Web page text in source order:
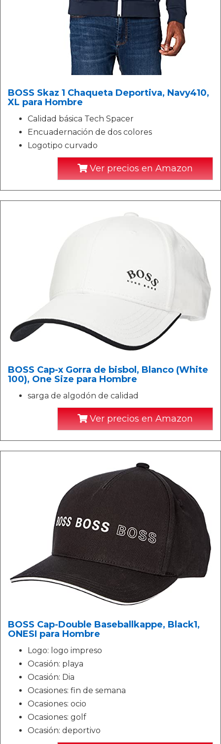
BOSS Skaz 1 Chaqueta Deportiva, Navy410,
XL para Hombre
Calidad básica Tech Spacer
Encuadernación de dos colores
Logotipo curvado
Ver precios en Amazon
BOSS Cap-x Gorra de bisbol, Blanco (White
100), One Size para Hombre
sarga de algodón de calidad
Ver precios en Amazon
BOSS Cap-Double Baseballkappe, Black1,
ONESI para Hombre
Logo: logo impreso
Ocasión: playa
Ocasión: Dia
Ocasiones: fin de semana
Ocasiones: ocio
Ocasiones: golf
Ocasión: deportivo